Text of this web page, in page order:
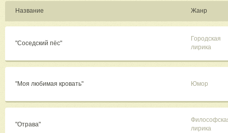
Название Жанр
"Соседский пёс"
Городская
лирика
"Моя любимая кровать" Юмор
"Отрава"
лирика